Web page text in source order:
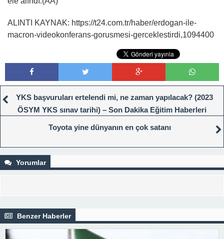
ALINTI KAYNAK: https://t24.com.tr/haber/erdogan-ile-
macron-videokonferans-gorusmesi-gerceklestirdi,1094400
YKS başvuruları ertelendi mi, ne zaman yapılacak? (2023
ÖSYM YKS sınav tarihi) – Son Dakika Eğitim Haberleri
Toyota yine dünyanın en çok satanı
Yorumlar
Benzer Haberler